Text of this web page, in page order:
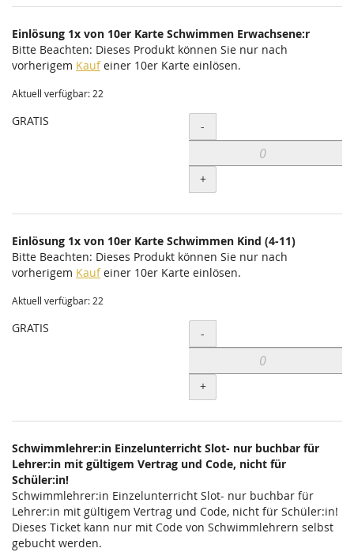
Einlösung 1x von 10er Karte Schwimmen Erwachsene:r
Bitte Beachten: Dieses Produkt können Sie nur nach
vorherigem Kaufeiner 10er Karte einlösen.
Aktuell verfügbar: 22
GRATIS Menge
-
+
Einlösung 1x von 10er Karte Schwimmen Kind (4-11)
Bitte Beachten: Dieses Produkt können Sie nur nach
vorherigem Kaufeiner 10er Karte einlösen.
Aktuell verfügbar: 22
GRATIS Menge
-
+
Schwimmlehrer:in Einzelunterricht Slot- nur buchbar für
Lehrer:in mit gültigem Vertrag und Code, nicht für
Schüler:in!
Schwimmlehrer:in Einzelunterricht Slot- nur buchbar für
Lehrer:in mit gültigem Vertrag und Code, nicht für Schüler:in!
Dieses Ticket kann nur mit Code von Schwimmlehrern selbst
gebucht werden.